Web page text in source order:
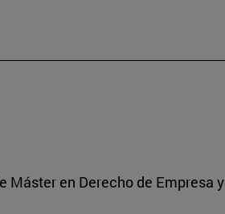
en Derecho de Empresa y